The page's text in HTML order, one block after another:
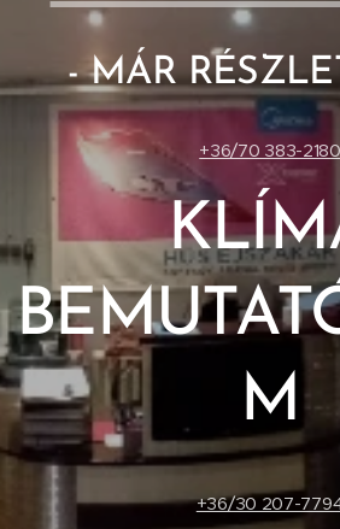
- MÁR
+36/70 383-2180
M
+36/30 207-